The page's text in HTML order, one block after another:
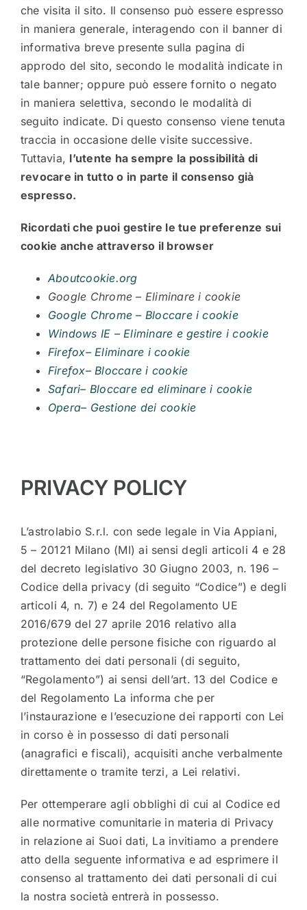
che visita il sito. Il consenso può essere espresso
in maniera generale, interagendo con il banner di
informativa breve presente sulla pagina di
approdo del sito, secondo le modalità indicate in
tale banner; oppure può essere fornito o negato
in maniera selettiva, secondo le modalità di
seguito indicate. Di questo consenso viene tenuta
traccia in occasione delle visite successive.
Tuttavia, l’utente ha sempre la possibilità di
revocare in tutto o in parte il consenso già
espresso.
Ricordati che puoi gestire le tue preferenze sui
cookie anche attraverso il browser
Aboutcookie.org
Google Chrome – Eliminare i cookie
Google Chrome – Bloccare i cookie
Windows IE – Eliminare e gestire i cookie
Firefox– Eliminare i cookie
Firefox– Bloccare i cookie
Safari– Bloccare ed eliminare i cookie
Opera– Gestione dei cookie
PRIVACY POLICY
L’astrolabio S.r.l. con sede legale in Via Appiani,
5 – 20121 Milano (MI) ai sensi degli articoli 4 e 28
del decreto legislativo 30 Giugno 2003, n. 196 –
Codice della privacy (di seguito “Codice”) e degli
articoli 4, n. 7) e 24 del Regolamento UE
2016/679 del 27 aprile 2016 relativo alla
protezione delle persone fisiche con riguardo al
trattamento dei dati personali (di seguito,
“Regolamento”) ai sensi dell’art. 13 del Codice e
del Regolamento La informa che per
l’instaurazione e l’esecuzione dei rapporti con Lei
in corso è in possesso di dati personali
(anagrafici e fiscali), acquisiti anche verbalmente
direttamente o tramite terzi, a Lei relativi.
Per ottemperare agli obblighi di cui al Codice ed
alle normative comunitarie in materia di Privacy
in relazione ai Suoi dati, La invitiamo a prendere
atto della seguente informativa e ad esprimere il
consenso al trattamento dei dati personali di cui
la nostra società entrerà in possesso.